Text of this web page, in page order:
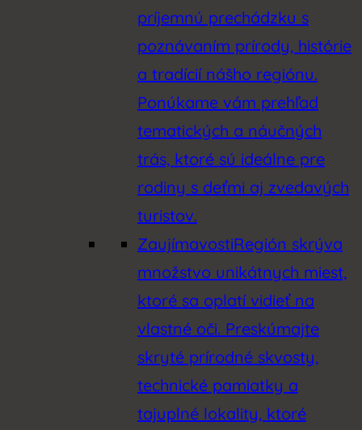
príjemnú prechádzku s
poznávaním prírody, histórie
a tradícií nášho regiónu.
Ponúkame vám prehľad
tematických a náučných
trás, ktoré sú ideálne pre
rodiny s deťmi aj zvedavých
turistov.
ZaujímavostiRegión skrýva
množstvo unikátnych miest,
ktoré sa oplatí vidieť na
vlastné oči. Preskúmajte
skryté prírodné skvosty,
technické pamiatky a
tajuplné lokality, ktoré